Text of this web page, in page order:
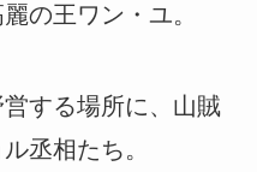
の王ワン・ユ。
する場所に、山賊
丞相たち。